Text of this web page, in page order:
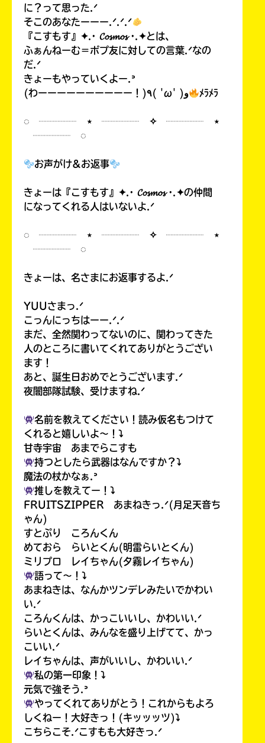
に？って思った.ᐟ
そこのあなたーーー.ᐟ.ᐟ.ᐟ
『こすもす』✦.· 𝓒𝓸𝓼𝓶𝓸𝓼 ·.✦とは、
ふぁんねーむ＝ポプ友に対しての言葉.ᐟなの
だ.ᐟ
きょーもやっていくよー.ᐣ
(わーーーーーーーーーー！)٩( 'ω' )و
ﾒﾗﾒﾗ
◌ ┈┈┈┈ ⋆ ┈┈┈┈ ✧ ┈┈┈┈ ⋆
┈┈┈┈ ◌
お声がけ&お返事
きょーは『こすもす』✦.· 𝓒𝓸𝓼𝓶𝓸𝓼 ·.✦の仲間
になってくれる人はいないよ.ᐟ
◌ ┈┈┈┈ ⋆ ┈┈┈┈ ✧ ┈┈┈┈ ⋆
┈┈┈┈ ◌
きょーは、名さまにお返事するよ.ᐟ
YUUさまっ.ᐟ
こっんにっちはーー.ᐟ.ᐟ
まだ、全然関わってないのに、関わってきた
人のところに書いてくれてありがとうござい
ます！
あと、誕生日おめでとうございます.ᐟ
夜闇部隊試験、受けますね.ᐟ
名前を教えてください！読み仮名もつけて
くれると嬉しいよ〜！⤵︎
甘寺宇宙 あまでらこすも
持つとしたら武器はなんですか？⤵︎
魔法の杖かなぁ.ᐣ
推しを教えてー！⤵︎
FRUITSZIPPER あまねきっ.ᐟ(月足天音ち
ゃん)
すとぷり ころんくん
めておら らいとくん(明雷らいとくん)
ミリプロ レイちゃん(夕霧レイちゃん)
語って〜！⤵︎
あまねきは、なんかツンデレみたいでかわい
い.ᐟ
ころんくんは、かっこいいし、かわいい.ᐟ
らいとくんは、みんなを盛り上げてて、かっ
こいい.ᐟ
レイちゃんは、声がいいし、かわいい.ᐟ
私の第一印象！⤵︎
元気で強そう.ᐣ
やってくれてありがとう！これからもよろ
しくねー！大好きっ！(キッッッツ)⤵︎
こちらこそ.ᐟこすもも大好きっ.ᐟ